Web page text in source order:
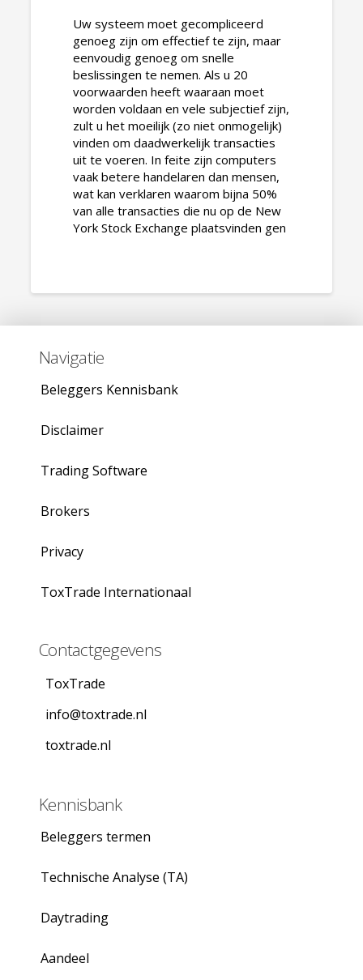
Uw systeem moet gecompliceerd
genoeg zijn om effectief te zijn, maar
eenvoudig genoeg om snelle
beslissingen te nemen. Als u 20
voorwaarden heeft waaraan moet
worden voldaan en vele subjectief zijn,
zult u het moeilijk (zo niet onmogelijk)
vinden om daadwerkelijk transacties
uit te voeren. In feite zijn computers
vaak betere handelaren dan mensen,
wat kan verklaren waarom bijna 50%
van alle transacties die nu op de New
York Stock Exchange plaatsvinden gen
Navigatie
Beleggers Kennisbank
Disclaimer
Trading Software
Brokers
Privacy
ToxTrade Internationaal
Contactgegevens
ToxTrade
info@toxtrade.nl
toxtrade.nl
Kennisbank
Beleggers termen
Technische Analyse (TA)
Daytrading
Aandeel